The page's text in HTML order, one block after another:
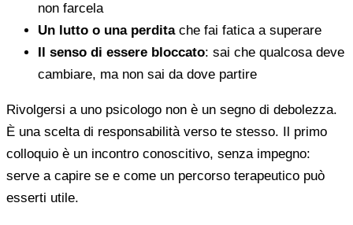
non farcela
Un lutto o una perditache fai fatica a superare
Il senso di essere bloccato: sai che qualcosa deve
cambiare, ma non sai da dove partire
Rivolgersi a uno psicologo non è un segno di debolezza.
È una scelta di responsabilità verso te stesso. Il primo
colloquio è un incontro conoscitivo, senza impegno:
serve a capire se e come un percorso terapeutico può
esserti utile.